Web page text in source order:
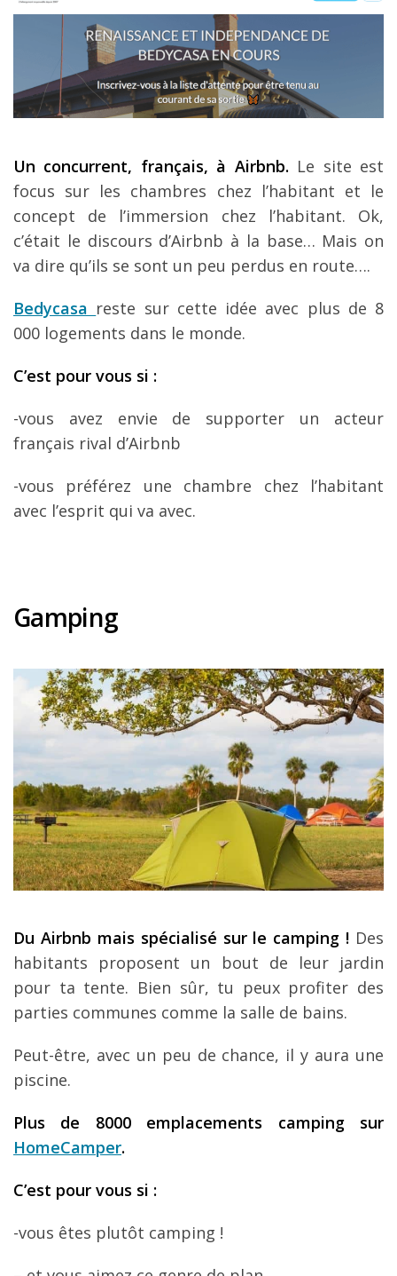
Un concurrent, français, à Airbnb. Le site est
focus sur les chambres chez l’habitant et le
concept de l’immersion chez l’habitant. Ok,
c’était le discours d’Airbnb à la base… Mais on
va dire qu’ils se sont un peu perdus en route….
Bedycasa reste sur cette idée avec plus de 8
000 logements dans le monde.
C’est pour vous si :
-vous avez envie de supporter un acteur
français rival d’Airbnb
-vous préférez une chambre chez l’habitant
avec l’esprit qui va avec.
Gamping
Du Airbnb mais spécialisé sur le camping ! Des
habitants proposent un bout de leur jardin
pour ta tente. Bien sûr, tu peux profiter des
parties communes comme la salle de bains.
Peut-être, avec un peu de chance, il y aura une
piscine.
Plus de 8000 emplacements camping sur
HomeCamper.
C’est pour vous si :
-vous êtes plutôt camping !